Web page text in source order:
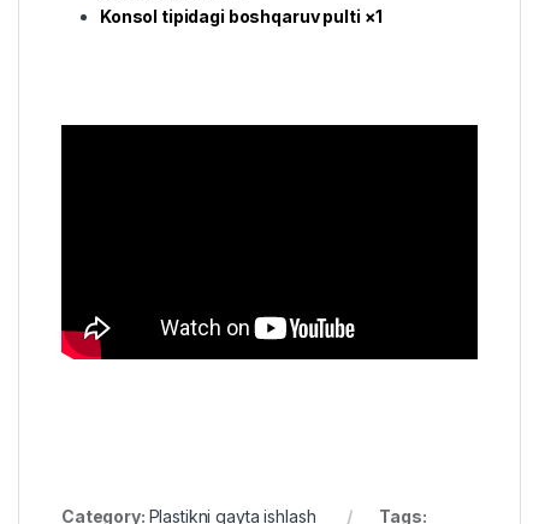
Konsol tipidagi boshqaruv pulti ×1
Category: Plastikni qayta ishlash
Tags: